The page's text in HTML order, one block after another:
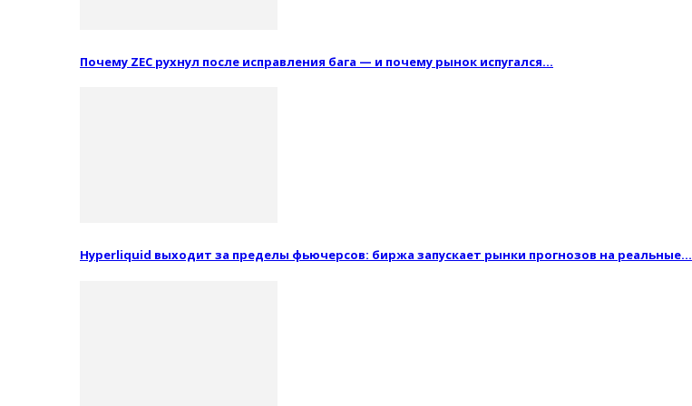
Почему ZEC рухнул после исправления бага — и почему рынок испугался…
Hyperliquid выходит за пределы фьючерсов: биржа запускает рынки прогнозов на реальные…